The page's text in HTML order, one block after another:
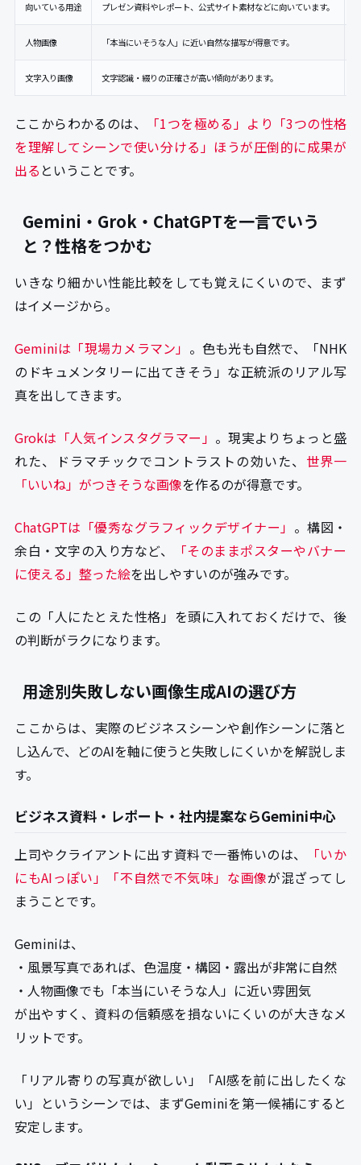
向いている用途 プレゼン資料やレポート、公式サイト素材などに向いています。
人物画像 「本当にいそうな人」に近い自然な描写が得意です。
文字入り画像 文字認識・綴りの正確さが高い傾向があります。
ここからわかるのは、
「1つを極める」より「3つの性格
を理解してシーンで使い分ける」ほうが圧倒的に成果が
出る ということです。
Gemini・Grok・ChatGPTを一言でいう
と？性格をつかむ
いきなり細かい性能比較をしても覚えにくいので、まず
はイメージから。
Geminiは「現場カメラマン」 。色も光も自然で、「NHK
のドキュメンタリーに出てきそう」な正統派のリアル写
真を出してきます。
Grokは「人気インスタグラマー」 。現実よりちょっと盛
れた、ドラマチックでコントラストの効いた、 世界一
「いいね」がつきそうな画像を作るのが得意です。
ChatGPTは「優秀なグラフィックデザイナー」 。構図・
余白・文字の入り方など、
「そのままポスターやバナー
に使える」整った絵を出しやすいのが強みです。
この「人にたとえた性格」を頭に入れておくだけで、後
の判断がラクになります。
用途別失敗しない画像生成AIの選び方
ここからは、実際のビジネスシーンや創作シーンに落と
し込んで、どのAIを軸に使うと失敗しにくいかを解説しま
す。
ビジネス資料・レポート・社内提案ならGemini中心
上司やクライアントに出す資料で一番怖いのは、
「いか
にもAIっぽい」「不自然で不気味」な画像が混ざってし
まうことです。
Geminiは、
・風景写真であれば、色温度・構図・露出が非常に自然
・人物画像でも「本当にいそうな人」に近い雰囲気
が出やすく、資料の信頼感を損ないにくいのが大きなメ
リットです。
「リアル寄りの写真が欲しい」「AI感を前に出したくな
い」というシーンでは、まずGeminiを第一候補にすると
安定します。